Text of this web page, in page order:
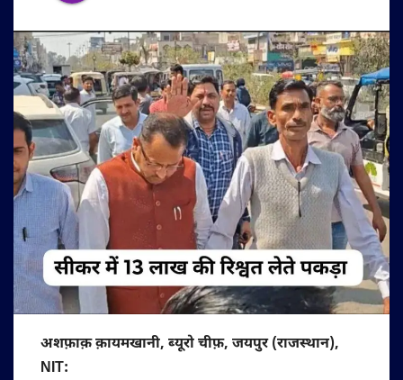
अशफ़ाक़ क़ायमखानी, ब्यूरो चीफ़, जयपुर (राजस्थान),
NIT: